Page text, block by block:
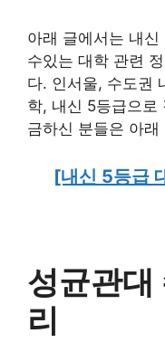
아래 글에서는 내
수있는 대학 관련
다. 인서울, 수도권
학, 내신 5등급으로
금하신 분들은 아
[내신 5등급
성균관대
리